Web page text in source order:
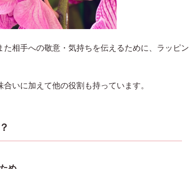
相手への敬意・気持ちを伝えるために、ラッピン
いに加えて他の役割も持っています。